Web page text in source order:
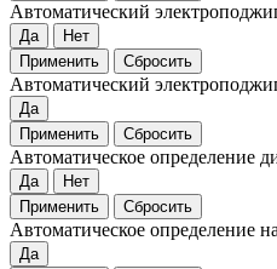
Автоматический
Да
Нет
Применить
Сбросить
Автоматический
Да
Применить
Сбросить
Автоматическое определение
Да
Нет
Применить
Сбросить
Автоматическое определение
Да